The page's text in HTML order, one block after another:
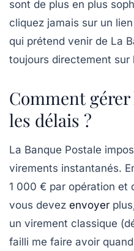
sont de plus en plus
cliquez jamais sur un
qui prétend venir de La
toujours directement sur
Comment
les délais ?
La Banque Postale
virements instantanés.
1 000 € par opération et
vous devez envoyer
un virement classique
failli me faire avoir